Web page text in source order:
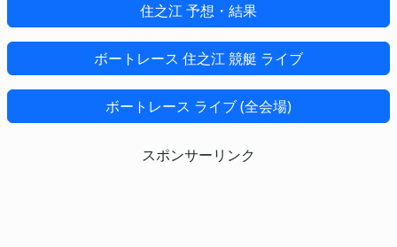
住之江 予想・結果
ボートレース 住之江 競艇 ライブ
ボートレース ライブ (全会場)
スポンサーリンク